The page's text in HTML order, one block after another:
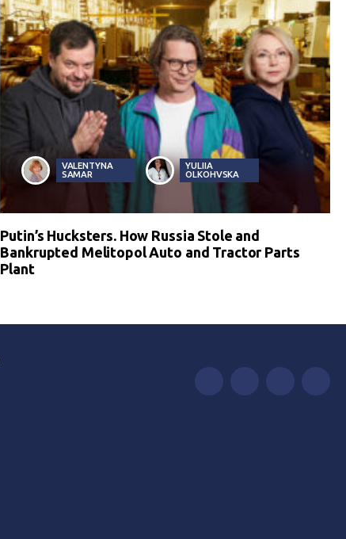
VALENTYNA
SAMAR
YULIIA
OLKOHVSKA
Putin’s Hucksters. How Russia Stole and
Bankrupted Melitopol Auto and Tractor Parts
Plant